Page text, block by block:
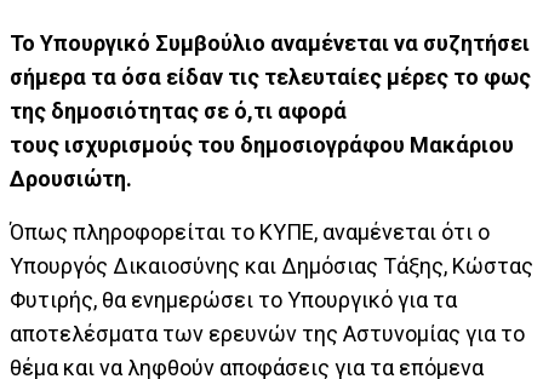
Το Υπουργικό Συμβούλιο αναμένεται να συζητήσει
σήμερα τα όσα είδαν τις τελευταίες μέρες το φως
της δημοσιότητας σε ό,τι αφορά
τους ισχυρισμούς του δημοσιογράφου Μακάριου
Δρουσιώτη.
Όπως πληροφορείται το ΚΥΠΕ, αναμένεται ότι ο
Υπουργός Δικαιοσύνης και Δημόσιας Τάξης, Κώστας
Φυτιρής, θα ενημερώσει το Υπουργικό για τα
αποτελέσματα των ερευνών της Αστυνομίας για το
θέμα και να ληφθούν αποφάσεις για τα επόμενα